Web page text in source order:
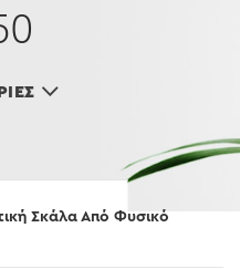
Σκάλα Από Φυσικό